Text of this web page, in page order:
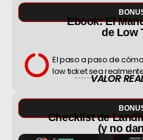
Ebook: El
de Low
El paso a paso de
low ticket sea
VALOR
Checklist de
(y no